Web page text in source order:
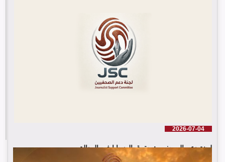
2026-07-04
لجنة دعم الصحفيين: حقوق الضحايا في العدالة ...